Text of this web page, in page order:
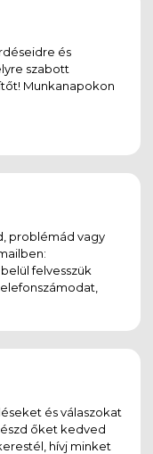
és
szabott
Munkanapokon
problémád vagy
felvesszük
és válaszokat
őket kedved
hívj minket